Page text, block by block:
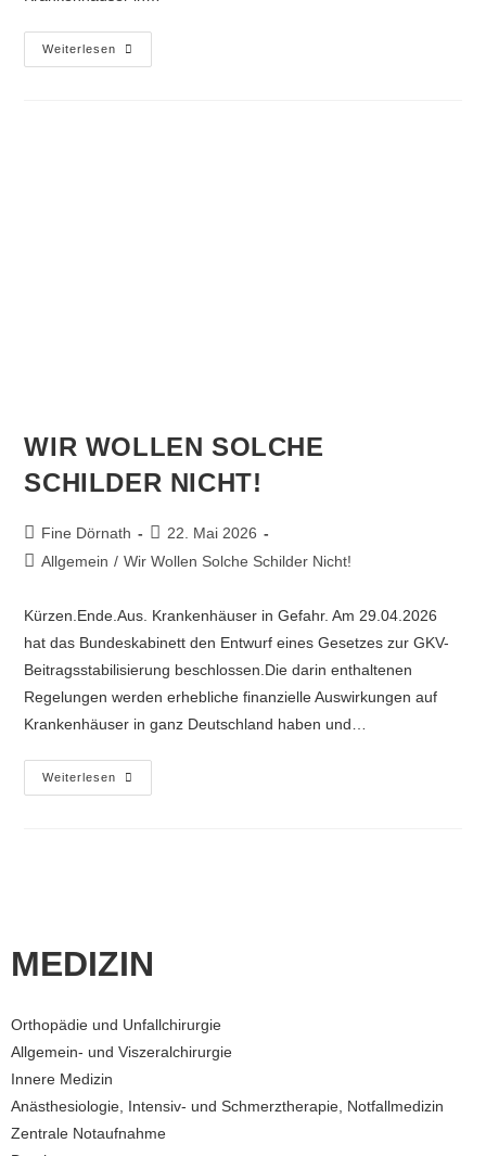
Weiterlesen
WIR WOLLEN SOLCHE
SCHILDER NICHT!
Fine Dörnath
22. Mai 2026
Allgemein / Wir Wollen Solche Schilder Nicht!
Kürzen.Ende.Aus. Krankenhäuser in Gefahr. Am 29.04.2026
hat das Bundeskabinett den Entwurf eines Gesetzes zur GKV-
Beitragsstabilisierung beschlossen.Die darin enthaltenen
Regelungen werden erhebliche finanzielle Auswirkungen auf
Krankenhäuser in ganz Deutschland haben und…
Weiterlesen
MEDIZIN
Orthopädie und Unfallchirurgie
Allgemein- und Viszeralchirurgie
Innere Medizin
Anästhesiologie, Intensiv- und Schmerztherapie, Notfallmedizin
Zentrale Notaufnahme